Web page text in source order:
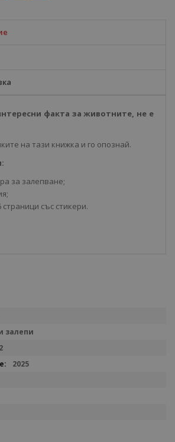
факта за животните, не е
на тази книжка и го опознай.
за залепване;
страници със стикери.
залепи
2025